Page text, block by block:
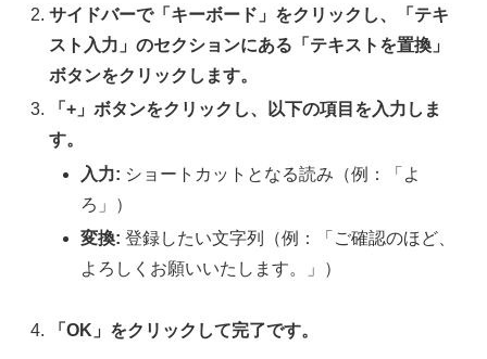
サイドバーで「キーボード」をクリックし、「テキ
スト入力」のセクションにある「テキストを置換」
ボタンをクリックします。
「+」ボタンをクリックし、以下の項目を入力しま
す。
入力: ショートカットとなる読み（例：「よ
ろ」）
変換: 登録したい文字列（例：「ご確認のほど、
よろしくお願いいたします。」）
「OK」をクリックして完了です。